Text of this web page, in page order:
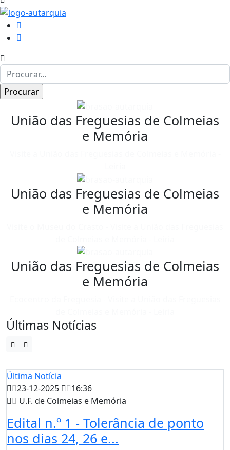
União das Freguesias de Colmeias
e Memória
União das Freguesias de Colmeias
e Memória
União das Freguesias de Colmeias
e Memória
Últimas Notícias
Última Notícia
23-12-2025
16:36
U.F. de Colmeias e Memória
Edital n.º 1 - Tolerância de ponto
nos dias 24, 26 e...